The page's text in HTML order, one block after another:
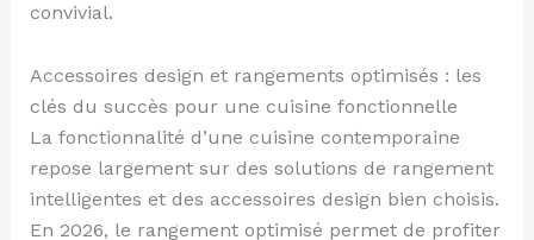
convivial.
Accessoires design et rangements optimisés : les
clés du succès pour une cuisine fonctionnelle
La fonctionnalité d’une cuisine contemporaine
repose largement sur des solutions de rangement
intelligentes et des accessoires design bien choisis.
En 2026, le rangement optimisé permet de profiter